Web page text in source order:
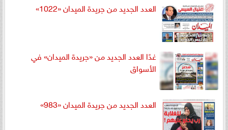
العدد الجديد من جريدة الميدان «1022»
غدًا العدد الجديد من «جريدة الميدان» في
الأسواق
العدد الجديد من جريدة الميدان «983»